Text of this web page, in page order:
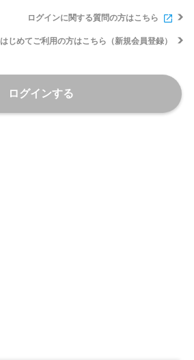
ログインに関する質問の方はこちら
はじめてご利用の方はこちら（新規会員登録）
ログインする